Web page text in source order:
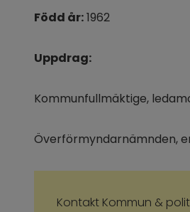
Född år: 1962
Uppdrag:
Kommunfullmäktige,
Överförmyndarnämnden,
Kontakt Kommun &